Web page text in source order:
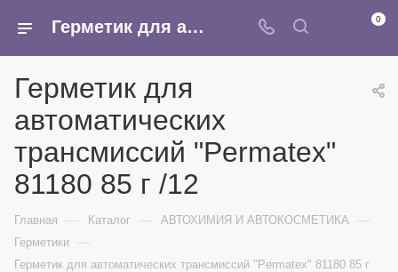
Герметик для автоматических трансмиссий "Permatex" 81180 85 г /12 - купить в интернет-магазине Армина 0
Герметик для
автоматических
трансмиссий "Permatex"
81180 85 г /12
Главная — Каталог — АВТОХИМИЯ И АВТОКОСМЕТИКА —
Герметики —
Герметик для автоматических трансмиссий "Permatex" 81180 85 г